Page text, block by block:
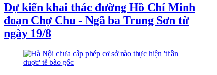
Dự kiến khai thác đường Hồ Chí Minh
đoạn Chợ Chu - Ngã ba Trung Sơn từ
ngày 19/8